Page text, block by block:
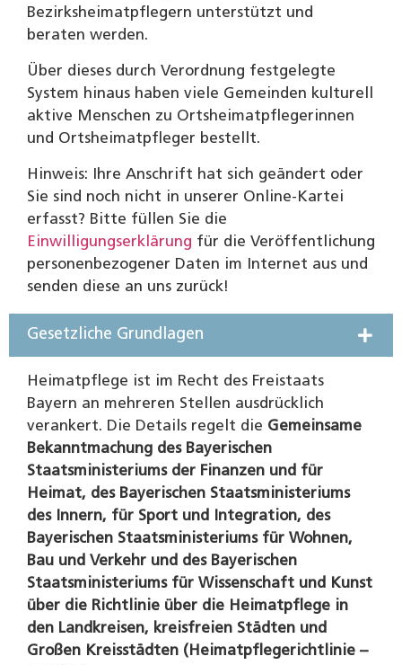
Bezirksheimatpflegern unterstützt und
beraten werden.
Über dieses durch Verordnung festgelegte
System hinaus haben viele Gemeinden kulturell
aktive Menschen zu Ortsheimatpflegerinnen
und Ortsheimatpfleger bestellt.
Hinweis: Ihre Anschrift hat sich geändert oder
Sie sind noch nicht in unserer Online-Kartei
erfasst? Bitte füllen Sie die
Einwilligungserklärung für die Veröffentlichung
personenbezogener Daten im Internet aus und
senden diese an uns zurück!
Gesetzliche Grundlagen
Heimatpflege ist im Recht des Freistaats
Bayern an mehreren Stellen ausdrücklich
verankert. Die Details regelt die Gemeinsame
Bekanntmachung des Bayerischen
Staatsministeriums der Finanzen und für
Heimat, des Bayerischen Staatsministeriums
des Innern, für Sport und Integration, des
Bayerischen Staatsministeriums für Wohnen,
Bau und Verkehr und des Bayerischen
Staatsministeriums für Wissenschaft und Kunst
über die Richtlinie über die Heimatpflege in
den Landkreisen, kreisfreien Städten und
Großen Kreisstädten (Heimatpflegerichtlinie –